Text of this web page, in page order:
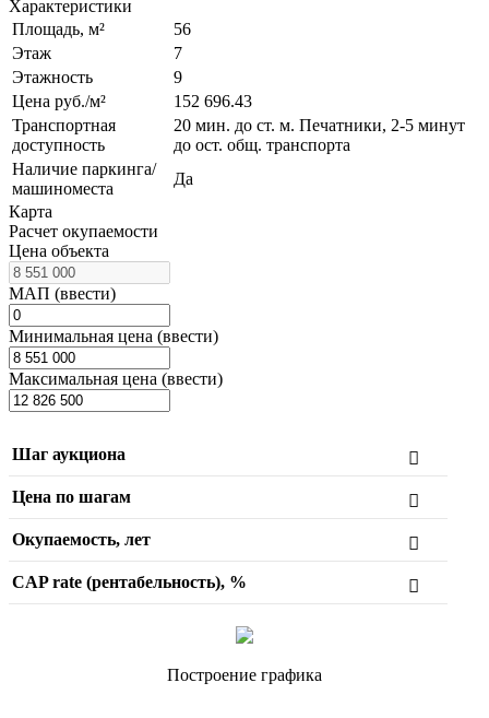
Характеристики
Площадь, м²
56
Этаж
7
Этажность
9
Цена руб./м²
152 696.43
Транспортная
доступность
20 мин. до ст. м. Печатники, 2-5 минут
до ост. общ. транспорта
Наличие паркинга/
машиноместа
Да
Карта
Расчет окупаемости
Цена объекта
МАП (ввести)
Минимальная цена (ввести)
Максимальная цена (ввести)
Шаг аукциона
Цена по шагам
Окупаемость, лет
CAP rate (рентабельность), %
Построение графика